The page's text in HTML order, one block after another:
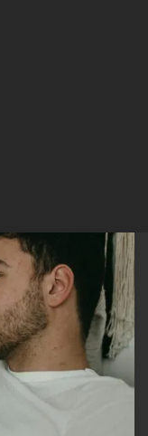
ou proteger o
comum: o silêncio.
o que
de
revela que essa